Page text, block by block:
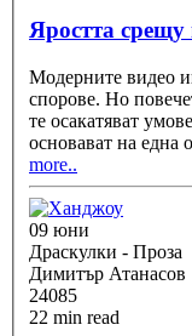
Яростта
Модерните видео
спорове. Но
те осакатяват
основават на една
more..
09 юни
Драскулки - Проза
Димитър Атанасов
24085
22 min read